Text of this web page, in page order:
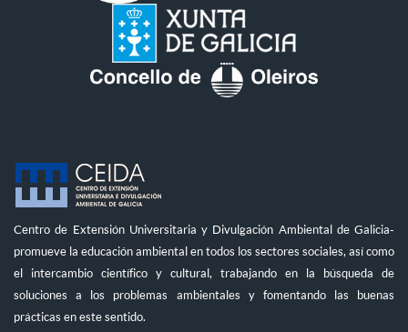
Centro de Extensión Universitaria y Divulgación Ambiental de Galicia-
promueve la educación ambiental en todos los sectores sociales, así como
el intercambio científico y cultural, trabajando en la búsqueda de
soluciones a los problemas ambientales y fomentando las buenas
prácticas en este sentido.